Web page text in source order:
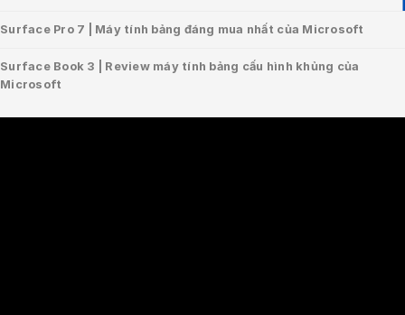
Surface Pro 7 | Máy tính bảng đáng mua nhất của Microsoft
Surface Book 3 | Review máy tính bảng cấu hình khủng của
Microsoft